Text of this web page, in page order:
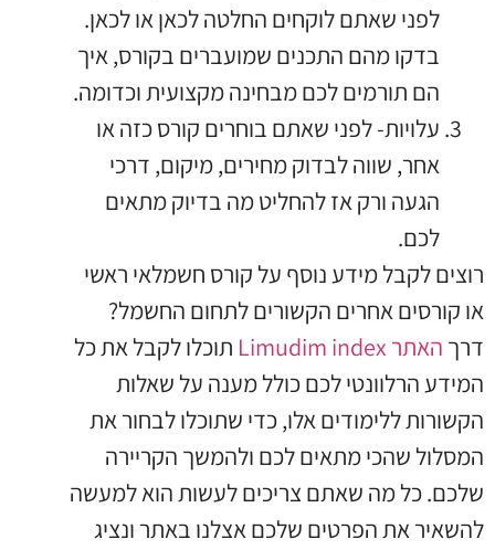
לפני שאתם לוקחים החלטה לכאן או לכאן.
בדקו מהם התכנים שמועברים בקורס, איך
הם תורמים לכם מבחינה מקצועית וכדומה.
עלויות- לפני שאתם בוחרים קורס כזה או
אחר, שווה לבדוק מחירים, מיקום, דרכי
הגעה ורק אז להחליט מה בדיוק מתאים
לכם.
רוצים לקבל מידע נוסף על קורס חשמלאי ראשי
או קורסים אחרים הקשורים לתחום החשמל?
דרך האתר Limudim index
תוכלו לקבל את כל
המידע הרלוונטי לכם כולל מענה על שאלות
הקשורות ללימודים אלו, כדי שתוכלו לבחור את
המסלול שהכי מתאים לכם ולהמשך הקריירה
שלכם. כל מה שאתם צריכים לעשות הוא למעשה
להשאיר את הפרטים שלכם אצלנו באתר ונציג